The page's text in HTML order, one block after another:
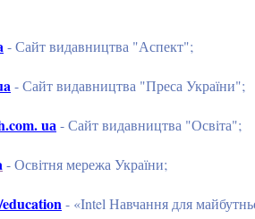
- Сайт видавництва "Аспект";
- Сайт видавництва "Преса України";
uа- Сайт видавництва "Освіта";
- Освітня мережа України;
- «Intel Навчання для